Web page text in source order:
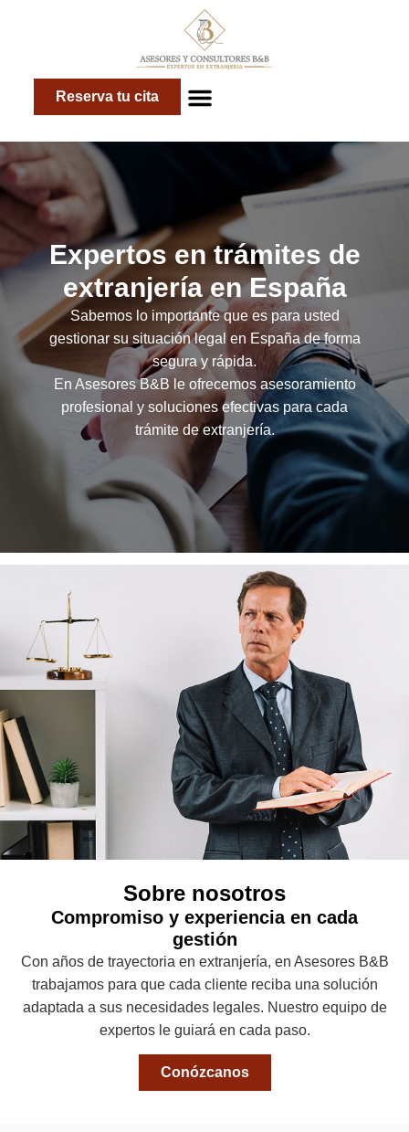
Reserva tu cita
Expertos en trámites de
extranjería en España
Sabemos lo importante que es para usted
gestionar su situación legal en España de forma
segura y rápida.
En Asesores B&B le ofrecemos asesoramiento
profesional y soluciones efectivas para cada
trámite de extranjería.
Sobre nosotros
Compromiso y experiencia en cada
gestión
Con años de trayectoria en extranjería, en Asesores B&B
trabajamos para que cada cliente reciba una solución
adaptada a sus necesidades legales. Nuestro equipo de
expertos le guiará en cada paso.
Conózcanos